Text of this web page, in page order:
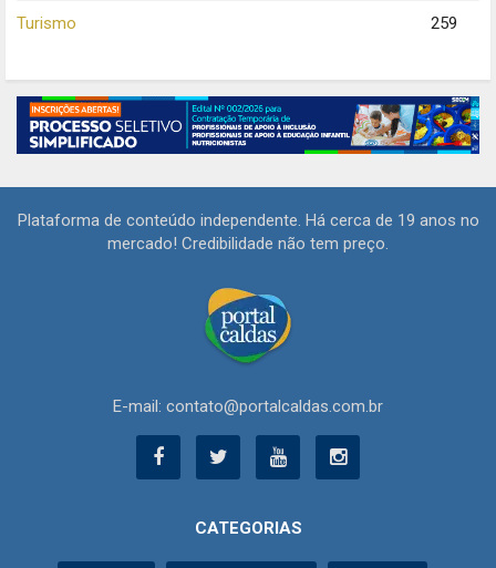
Turismo 259
Plataforma de conteúdo independente. Há cerca de 19 anos no
mercado! Credibilidade não tem preço.
E-mail: contato@portalcaldas.com.br
CATEGORIAS